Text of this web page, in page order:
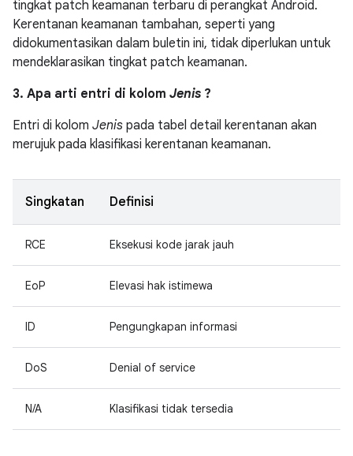
tingkat patch keamanan terbaru di perangkat Android.
Kerentanan keamanan tambahan, seperti yang
didokumentasikan dalam buletin ini, tidak diperlukan untuk
mendeklarasikan tingkat patch keamanan.
3. Apa arti entri di kolom Jenis ?
Entri di kolom Jenis pada tabel detail kerentanan akan
merujuk pada klasifikasi kerentanan keamanan.
Singkatan Definisi
RCE Eksekusi kode jarak jauh
EoP Elevasi hak istimewa
ID Pengungkapan informasi
DoS Denial of service
N/A Klasifikasi tidak tersedia